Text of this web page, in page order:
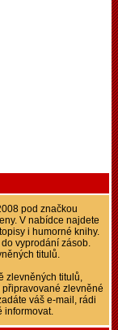
pod značkou
V nabídce najdete
i humorné knihy.
vyprodání zásob.
titulů.
zlevněných titulů,
zlevněné
váš e-mail, rádi
informovat.